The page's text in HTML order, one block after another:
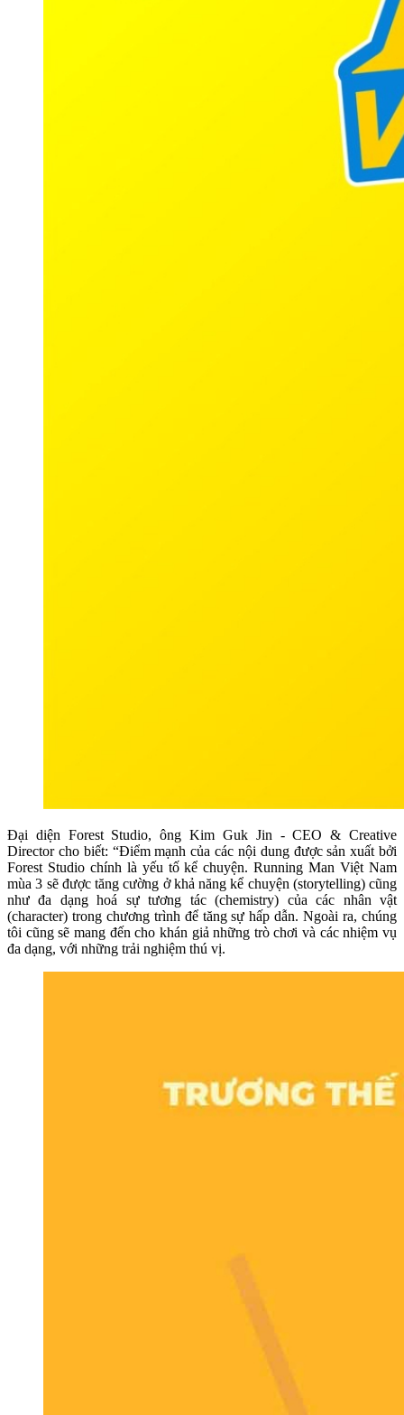
Đại diện Forest Studio, ông Kim Guk Jin - CEO & Creative
Director cho biết: “Điểm mạnh của các nội dung được sản xuất bởi
Forest Studio chính là yếu tố kể chuyện. Running Man Việt Nam
mùa 3 sẽ được tăng cường ở khả năng kể chuyện (storytelling) cũng
như đa dạng hoá sự tương tác (chemistry) của các nhân vật
(character) trong chương trình để tăng sự hấp dẫn. Ngoài ra, chúng
tôi cũng sẽ mang đến cho khán giả những trò chơi và các nhiệm vụ
đa dạng, với những trải nghiệm thú vị.